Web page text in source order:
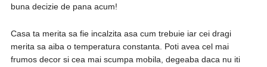
buna decizie de pana acum!
Casa ta merita sa fie incalzita asa cum trebuie iar cei dragi
merita sa aiba o temperatura constanta. Poti avea cel mai
frumos decor si cea mai scumpa mobila, degeaba daca nu iti